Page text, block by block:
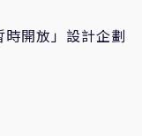
時開放」設計企劃